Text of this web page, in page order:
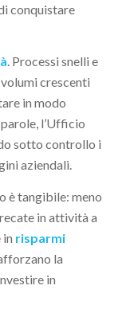
conquistare
. Processi snelli e
crescenti
in modo
l’Ufficio
sotto controllo i
aziendali.
è tangibile: meno
in attività a
in risparmi
la
in